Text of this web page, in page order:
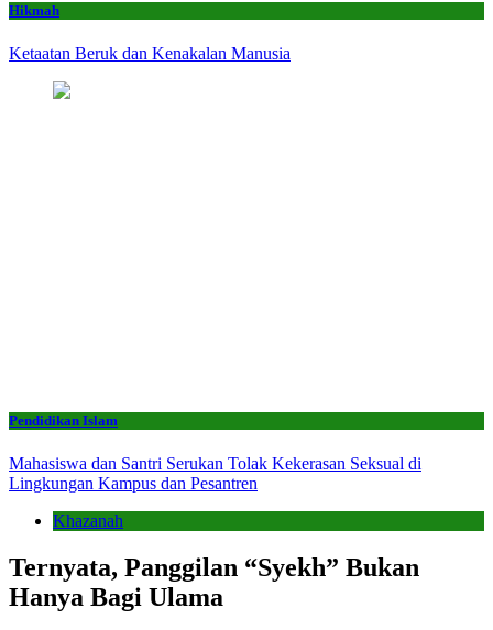
Hikmah
Ketaatan Beruk dan Kenakalan Manusia
Pendidikan Islam
Mahasiswa dan Santri Serukan Tolak Kekerasan Seksual di
Lingkungan Kampus dan Pesantren
Khazanah
Ternyata, Panggilan “Syekh” Bukan
Hanya Bagi Ulama